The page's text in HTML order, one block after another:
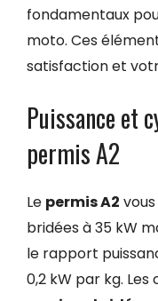
fondamentaux
moto. Ces
satisfaction et
Puissance et
permis A2
Le permis A2
bridées à 35 kW
le rapport
0,2 kW par kg.